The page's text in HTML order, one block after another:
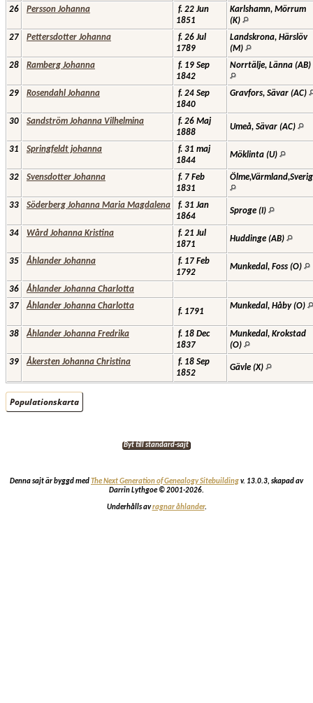
26
Persson Johanna
f. 22 Jun
1851
Karlshamn, Mörrum
(K)
27
Pettersdotter Johanna
f. 26 Jul
1789
Landskrona, Härslöv
(M)
28
Ramberg Johanna
f. 19 Sep
1842
Norrtälje, Länna (AB)
29 Rosendahl Johanna
f. 24 Sep
1840
Gravfors, Sävar (AC)
30 Sandström Johanna Vilhelmina
f. 26 Maj
1888
Umeå, Sävar (AC)
31 Springfeldt johanna
f. 31 maj
1844
Möklinta (U)
32 Svensdotter Johanna
f. 7 Feb
1831
33 Söderberg Johanna Maria Magdalena
f. 31 Jan
1864
Sproge (I)
34 Wård Johanna Kristina
f. 21 Jul
1871
Huddinge (AB)
35 Åhlander Johanna
f. 17 Feb
1792
Munkedal, Foss (O)
36
Åhlander Johanna Charlotta
37
Åhlander Johanna Charlotta
f. 1791
Munkedal, Håby (O)
38 Åhlander Johanna Fredrika
f. 18 Dec
1837
Munkedal, Krokstad
(O)
39
Åkersten Johanna Christina
f. 18 Sep
1852
Gävle (X)
Populationskarta
Byt till standard-sajt
Denna sajt är byggd med The Next Generation of Genealogy Sitebuildingv. 13.0.3, skapad av
Darrin Lythgoe © 2001-2026.
Underhålls avragnar åhlander.